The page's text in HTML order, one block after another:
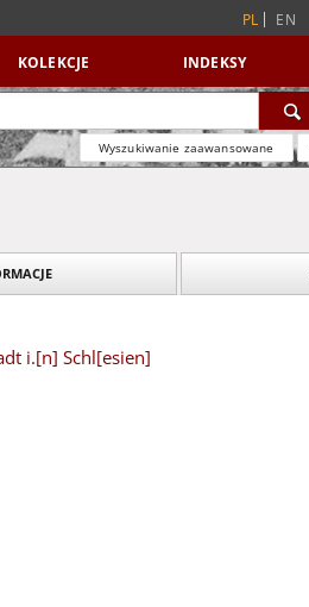
PL EN
KOLEKCJE INDEKSY
Wyszukiwanie zaawansowane
i.[n] Schl[esien]